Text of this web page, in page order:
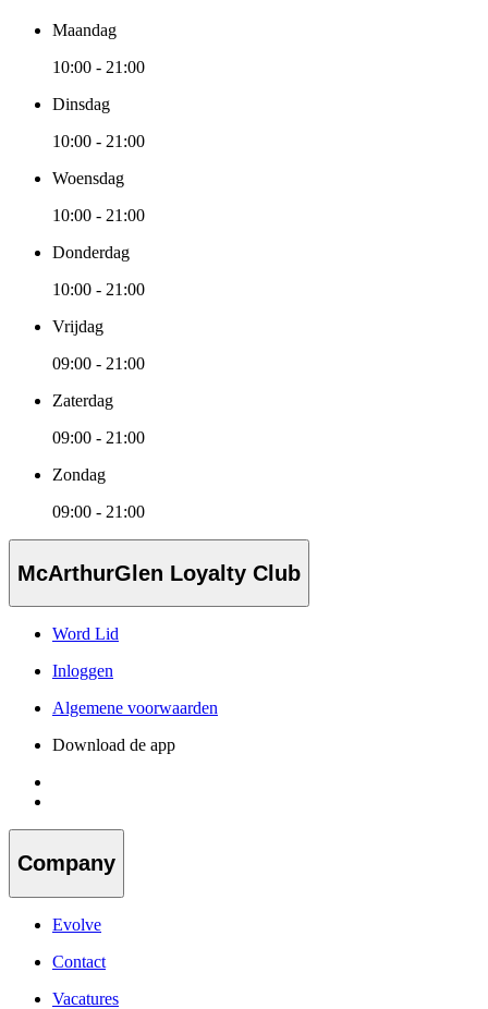
Maandag
10:00 - 21:00
Dinsdag
10:00 - 21:00
Woensdag
10:00 - 21:00
Donderdag
10:00 - 21:00
Vrijdag
09:00 - 21:00
Zaterdag
09:00 - 21:00
Zondag
09:00 - 21:00
McArthurGlen Loyalty Club
Word Lid
Inloggen
Algemene voorwaarden
Download de app
Company
Evolve
Contact
Vacatures